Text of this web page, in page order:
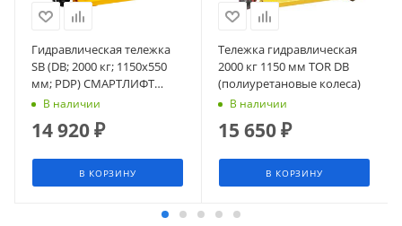
Гидравлическая тележка
SB (DB; 2000 кг; 1150х550
мм; PDP) СМАРТЛИФТ
(SMARTLIFT)
В наличии
14 920₽
В КОРЗИНУ
Тележка гидравлическая
2000 кг 1150 мм TOR DB
(полиуретановые колеса)
В наличии
15 650₽
В КОРЗИНУ